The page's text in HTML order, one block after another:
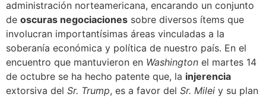
administración norteamericana, encarando un conjunto
de oscuras negociaciones sobre diversos ítems que
involucran importantísimas áreas vinculadas a la
soberanía económica y política de nuestro país. En el
encuentro que mantuvieron en Washington el martes 14
de octubre se ha hecho patente que, la injerencia
extorsiva del Sr. Trump, es a favor del Sr. Milei y su plan